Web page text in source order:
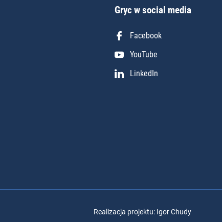
Gryc w social media
Facebook
YouTube
LinkedIn
Realizacja projektu: Igor Chudy